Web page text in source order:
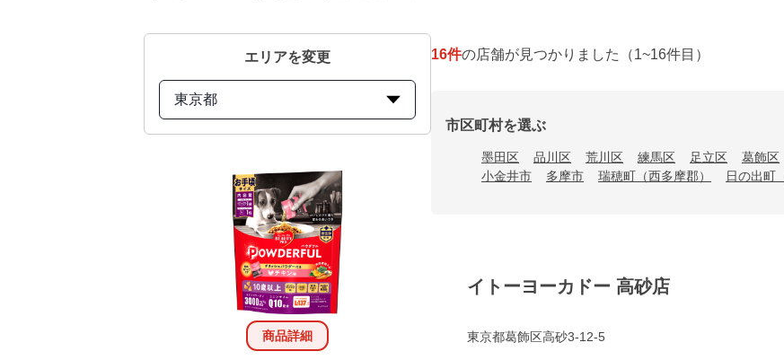
エリアを変更
東京都
商品詳細
16件の店舗が見つかりました （1~16件目）
市区町村を選ぶ
墨田区 品川区 荒川区 練馬区 足立区 葛飾区
小金井市
多摩市 瑞穂町（西多摩郡） 日の出町
イトーヨーカドー 高砂店
東京都葛飾区高砂3-12-5